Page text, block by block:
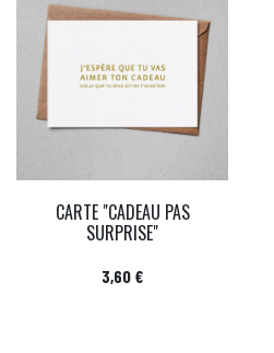
CARTE "CADEAU PAS
SURPRISE"
Prix
3,60 €